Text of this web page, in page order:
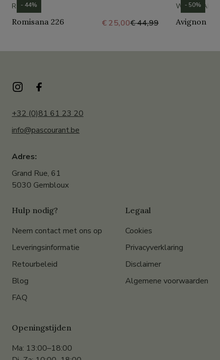
ROMIKA
Romisana 226 € 25,00€ 44,99
- 44% WESTLAND
Avignon
- 50%
+32 (0)81 61 23 20
info@pascourant.be
Adres:
Grand Rue, 61
5030 Gembloux
Hulp nodig?
Neem contact met ons op
Leveringsinformatie
Retourbeleid
Blog
FAQ
Legaal
Cookies
Privacyverklaring
Disclaimer
Algemene voorwaarden
Openingstijden
Ma: 13:00–18:00